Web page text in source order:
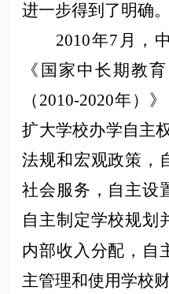
进一步得到了明确。
2010年7月，
《国家中长期教
（2010-2020年）
扩大学校办学自主
法规和宏观政策，
社会服务，自主设
自主制定学校规划
内部收入分配，自
主管理和使用学校